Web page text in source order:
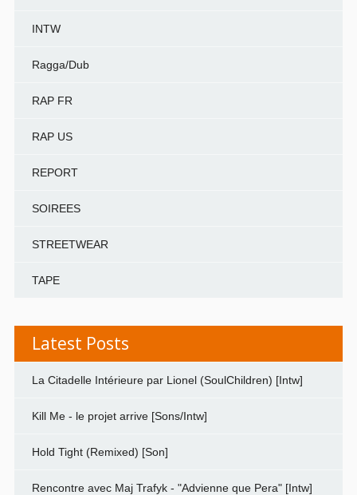
INTW
Ragga/Dub
RAP FR
RAP US
REPORT
SOIREES
STREETWEAR
TAPE
Latest Posts
La Citadelle Intérieure par Lionel (SoulChildren) [Intw]
Kill Me - le projet arrive [Sons/Intw]
Hold Tight (Remixed) [Son]
Rencontre avec Maj Trafyk - "Advienne que Pera" [Intw]